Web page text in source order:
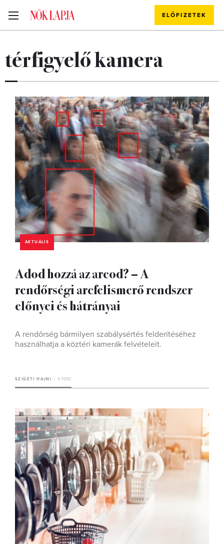
ELŐFIZETEK
térfigyelő kamera
AKTUÁLIS
Adod hozzá az arcod? – A
rendőrségi arcfelismerő rendszer
előnyei és hátrányai
A rendőrség bármilyen szabálysértés felderítéséhez
használhatja a köztéri kamerák felvételeit.
SZIGETI HAJNI 5 PERC